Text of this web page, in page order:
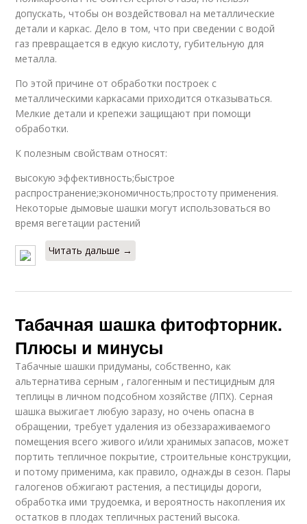
допускать, чтобы он воздействовал на металлические
детали и каркас. Дело в том, что при сведении с водой
газ превращается в едкую кислоту, губительную для
металла.
По этой причине от обработки построек с
металлическими каркасами приходится отказываться.
Мелкие детали и крепежи защищают при помощи
обработки.
К полезным свойствам относят:
высокую эффективность;быстрое
распространение;экономичность;простоту применения.
Некоторые дымовые шашки могут использоваться во
время вегетации растений
Читать дальше →
Табачная шашка фитофторник.
Плюсы и минусы
Табачные шашки придуманы, собственно, как
альтернатива серным , галогенным и пестицидным для
теплицы в личном подсобном хозяйстве (ЛПХ). Серная
шашка выжигает любую заразу, но очень опасна в
обращении, требует удаления из обеззараживаемого
помещения всего живого и/или хранимых запасов, может
портить тепличное покрытие, строительные конструкции,
и потому применима, как правило, однажды в сезон. Пары
галогенов обжигают растения, а пестициды дороги,
обработка ими трудоемка, и вероятность накопления их
остатков в плодах тепличных растений высока.